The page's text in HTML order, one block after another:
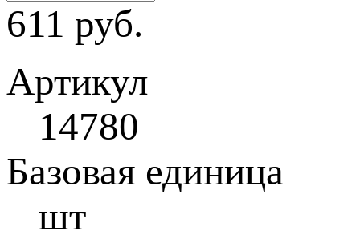
611 руб.
Артикул
14780
Базовая единица
шт